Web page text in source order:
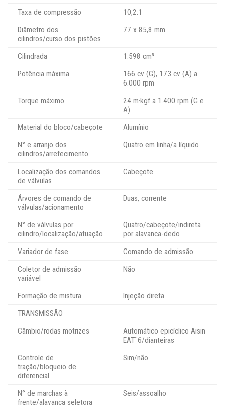
Taxa de compressão
10,2:1
Diâmetro dos
cilindros/curso dos pistões
77 x 85,8 mm
Cilindrada
1.598 cm³
Potência máxima
166 cv (G), 173 cv (A) a
6.000 rpm
Torque máximo
24 m·kgf a 1.400 rpm (G e
A)
Material do bloco/cabeçote
Alumínio
N° e arranjo dos
cilindros/arrefecimento
Quatro em linha/a líquido
Localização dos comandos
de válvulas
Cabeçote
Árvores de comando de
válvulas/acionamento
Duas, corrente
N° de válvulas por
cilindro/localização/atuação
Quatro/cabeçote/indireta
por alavanca-dedo
Variador de fase
Comando de admissão
Coletor de admissão
variável
Não
Formação de mistura
Injeção direta
TRANSMISSÃO
Câmbio/rodas motrizes
Automático epicíclico Aisin
EAT¨6/dianteiras
Controle de
tração/bloqueio de
diferencial
Sim/não
N° de marchas à
frente/alavanca seletora
Seis/assoalho